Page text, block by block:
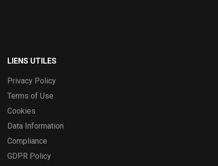
LIENS UTILES
Privacy Policy
Terms of Use
Cookies
Data Information
Compliance
GDPR Policy